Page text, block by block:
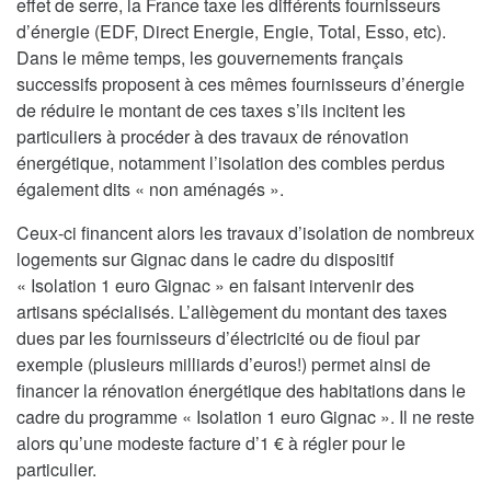
d’énergie (EDF, Direct Energie, Engie, Total, Esso, etc).
Dans le même temps, les gouvernements français
successifs proposent à ces mêmes fournisseurs d’énergie
de réduire le montant de ces taxes s’ils incitent les
particuliers à procéder à des travaux de rénovation
énergétique, notamment l’isolation des combles perdus
également dits « non aménagés ».
Ceux-ci financent alors les travaux d’isolation de nombreux
logements sur Gignac dans le cadre du dispositif
« Isolation 1 euro Gignac » en faisant intervenir des
artisans spécialisés. L’allègement du montant des taxes
dues par les fournisseurs d’électricité ou de fioul par
exemple (plusieurs milliards d’euros!) permet ainsi de
financer la rénovation énergétique des habitations dans le
cadre du programme « Isolation 1 euro Gignac ». Il ne reste
alors qu’une modeste facture d’1 € à régler pour le
particulier.